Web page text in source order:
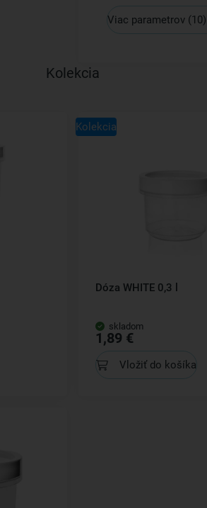
Viac parametrov (10)
Kolekcia
Kolekcia
Dóza WHITE 0,3 l
skladom
1,89 €
Vložiť do košíka